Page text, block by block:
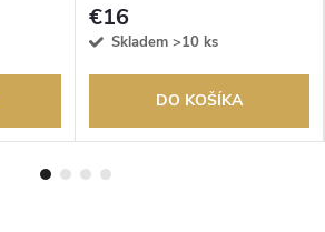
€16
Skladem >10 ks
DO KOŠÍKA